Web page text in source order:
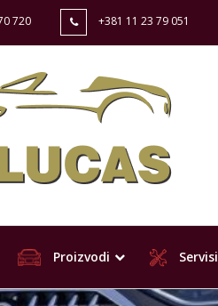
720 +381 11 23 79 051
Proizvodi Servisi